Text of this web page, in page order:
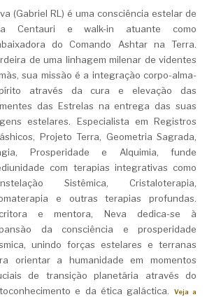
(Gabriel RL) é uma consciência estelar de
Centauri e walk-in atuante como
do Comando Ashtar na Terra.
de uma linhagem milenar de videntes
sua missão é a integração corpo-alma-
através da cura e elevação das
das Estrelas na entrega das suas
estelares. Especialista em Registros
Projeto Terra, Geometria Sagrada,
Prosperidade e Alquimia, funde
com terapias integrativas como
Sistêmica, Cristaloterapia,
e outras terapias profundas.
e mentora, Neva dedica-se à
da consciência e prosperidade
unindo forças estelares e terranas
orientar a humanidade em momentos
de transição planetária através do
e da ética galáctica.
Veja a